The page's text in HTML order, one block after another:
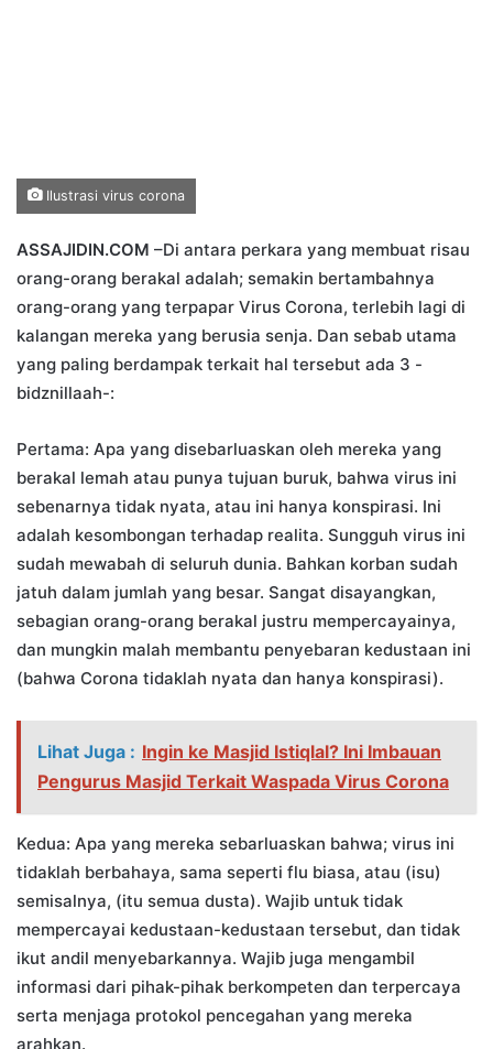
Ilustrasi virus corona
ASSAJIDIN.COM –Di antara perkara yang membuat risau
orang-orang berakal adalah; semakin bertambahnya
orang-orang yang terpapar Virus Corona, terlebih lagi di
kalangan mereka yang berusia senja. Dan sebab utama
yang paling berdampak terkait hal tersebut ada 3 -
bidznillaah-:
Pertama: Apa yang disebarluaskan oleh mereka yang
berakal lemah atau punya tujuan buruk, bahwa virus ini
sebenarnya tidak nyata, atau ini hanya konspirasi. Ini
adalah kesombongan terhadap realita. Sungguh virus ini
sudah mewabah di seluruh dunia. Bahkan korban sudah
jatuh dalam jumlah yang besar. Sangat disayangkan,
sebagian orang-orang berakal justru mempercayainya,
dan mungkin malah membantu penyebaran kedustaan ini
(bahwa Corona tidaklah nyata dan hanya konspirasi).
Lihat Juga : Ingin ke Masjid Istiqlal? Ini Imbauan
Pengurus Masjid Terkait Waspada Virus Corona
Kedua: Apa yang mereka sebarluaskan bahwa; virus ini
tidaklah berbahaya, sama seperti flu biasa, atau (isu)
semisalnya, (itu semua dusta). Wajib untuk tidak
mempercayai kedustaan-kedustaan tersebut, dan tidak
ikut andil menyebarkannya. Wajib juga mengambil
informasi dari pihak-pihak berkompeten dan terpercaya
serta menjaga protokol pencegahan yang mereka
arahkan.